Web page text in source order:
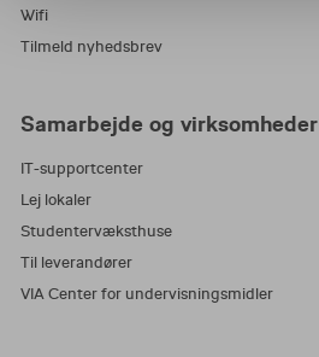
Wifi
Tilmeld nyhedsbrev
Samarbejde og virksomheder
IT-supportcenter
Lej lokaler
Studentervæksthuse
Til leverandører
VIA Center for undervisningsmidler